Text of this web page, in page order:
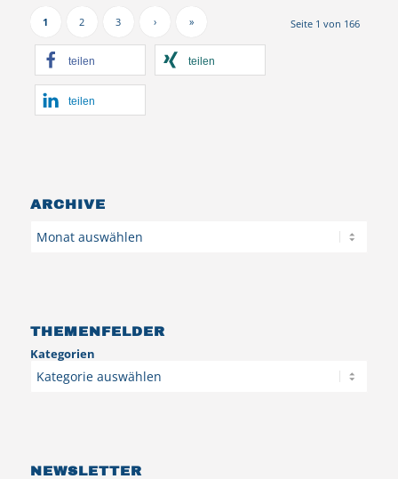
Seite 1 von 166
1 2 3 › »
teilen teilen
teilen
ARCHIVE
THEMENFELDER
Kategorien
NEWSLETTER